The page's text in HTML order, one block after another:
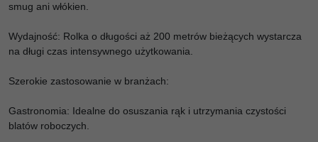
smug ani włókien.
Wydajność: Rolka o długości aż 200 metrów bieżących wystarcza
na długi czas intensywnego użytkowania.
Szerokie zastosowanie w branżach:
Gastronomia: Idealne do osuszania rąk i utrzymania czystości
blatów roboczych.